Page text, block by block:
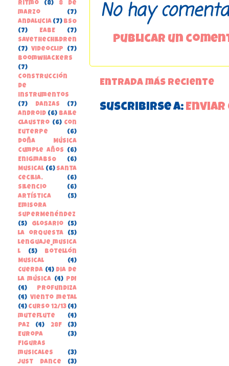
No hay
Publicar un
Entrada más reciente
Suscribirse a: Enviar
Ritmo (8)
8 de
marzo
(7)
Andalucia (7) BSO
(7)
EABE
(7)
SaveTheChildren
(7) Videoclip
(7)
boomwhackers
(7)
construcción
de
instrumentos
(7)
danzas
(7)
Android (6) Baile
Claustro (6) Con
Euterpe
(6)
Doña Música
cumple años
(6)
EnigmaBSO
(6)
Musical (6) Santa
Cecilia.
(6)
Silencio
(6)
Artística
(5)
Emisora
SuperMenéndez
(5)
Glosario
(5)
la orquesta
(5)
lenguaje_musica
l
(5)
Botellón
Musical
(4)
Cuerda (4) Dia de
la música (4) PDI
(4)
Profundiza
(4) Viento metal
(4) curso 12/13 (4)
muteflute
(4)
paz
(4) 28F
(3)
Europa
(3)
Figuras
musicales
(3)
Just Dance
(3)